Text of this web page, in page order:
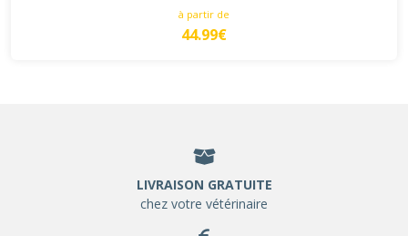
à partir de
44.99€
LIVRAISON GRATUITE
chez votre vétérinaire